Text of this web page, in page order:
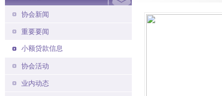
协会新闻
重要要闻
小额贷款信息
协会活动
业内动态